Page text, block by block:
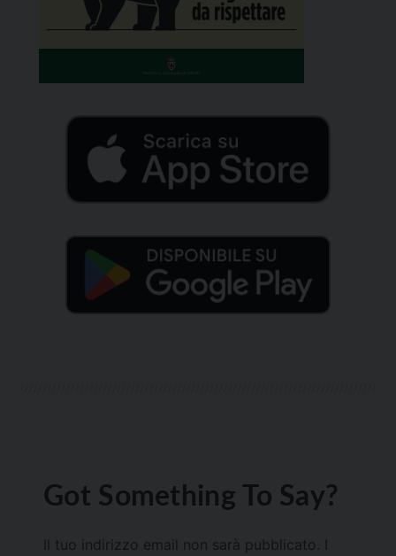
Got Something To Say?
Il tuo indirizzo email non sarà pubblicato.